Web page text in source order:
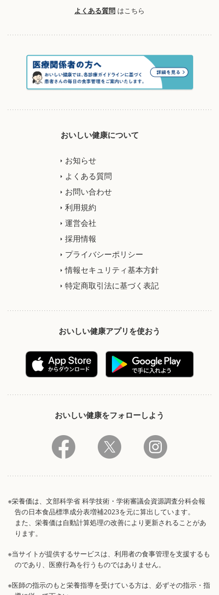
よくある質問 はこちら
おいしい健康について
お知らせ
よくある質問
お問い合わせ
利用規約
運営会社
採用情報
プライバシーポリシー
情報セキュリティ基本方針
特定商取引法に基づく表記
おいしい健康アプリを使おう
おいしい健康をフォローしよう
※栄養価は、文部科学省 科学技術・学術審議会資源調査分科会報
告の日本食品標準成分表増補2023を元に算出しています。
また、栄養価は自動計算処理の改善により更新されることがあ
ります。
※当サイトが提供するサービスは、利用者の食事管理を支援するも
のであり、医療行為を行うものではありません。
※医師の指示のもと栄養指導を受けている方は、必ずその指示・指